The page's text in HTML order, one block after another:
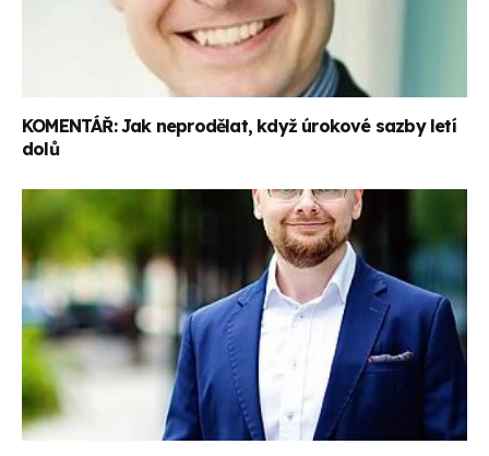
KOMENTÁŘ: Jak neprodělat, když úrokové sazby letí
dolů